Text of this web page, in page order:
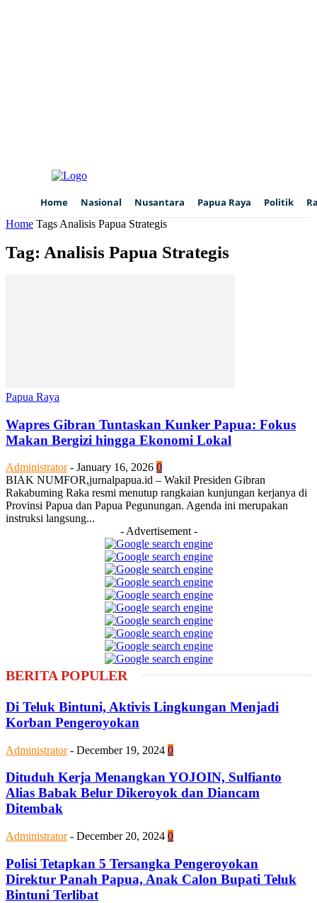
Home Nasional Nusantara Papua Raya Politik
Home Tags Analisis Papua Strategis
Tag: Analisis Papua Strategis
Papua Raya
Wapres Gibran Tuntaskan Kunker Papua: Fokus
Makan Bergizi hingga Ekonomi Lokal
Administrator - January 16, 2026 0
BIAK NUMFOR,jurnalpapua.id – Wakil Presiden Gibran
Rakabuming Raka resmi menutup rangkaian kunjungan kerjanya di
Provinsi Papua dan Papua Pegunungan. Agenda ini merupakan
instruksi langsung...
- Advertisement -
BERITA POPULER
Di Teluk Bintuni, Aktivis Lingkungan Menjadi
Korban Pengeroyokan
Administrator - December 19, 2024 0
Dituduh Kerja Menangkan YOJOIN, Sulfianto
Alias Babak Belur Dikeroyok dan Diancam
Ditembak
Administrator - December 20, 2024 0
Polisi Tetapkan 5 Tersangka Pengeroyokan
Direktur Panah Papua, Anak Calon Bupati Teluk
Bintuni Terlibat